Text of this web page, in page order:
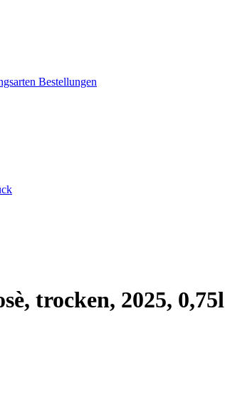
Bestellungen
trocken, 2025, 0,75l